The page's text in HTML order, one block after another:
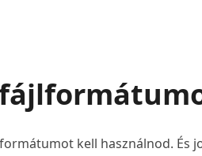
kell használnod. És